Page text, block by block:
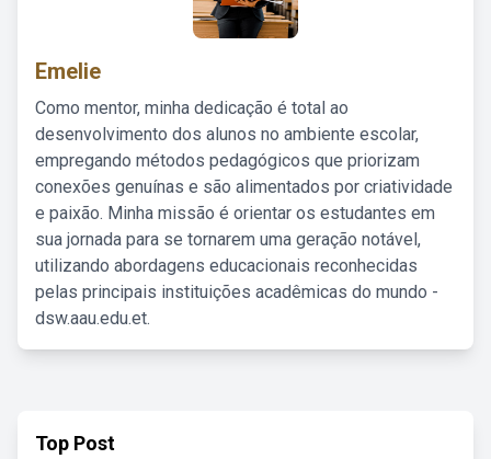
Emelie
Como mentor, minha dedicação é total ao
desenvolvimento dos alunos no ambiente escolar,
empregando métodos pedagógicos que priorizam
conexões genuínas e são alimentados por criatividade
e paixão. Minha missão é orientar os estudantes em
sua jornada para se tornarem uma geração notável,
utilizando abordagens educacionais reconhecidas
pelas principais instituições acadêmicas do mundo -
dsw.aau.edu.et.
Top Post